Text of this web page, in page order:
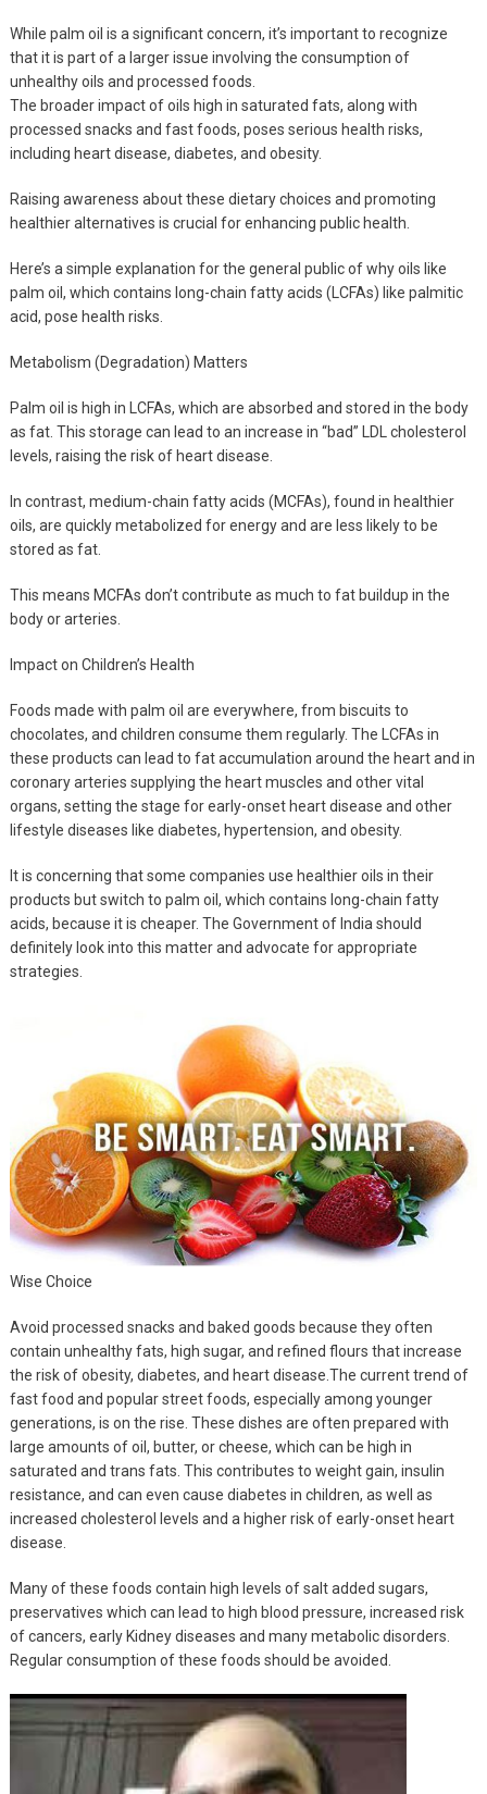
While palm oil is a significant concern, it’s important to recognize
that it is part of a larger issue involving the consumption of
unhealthy oils and processed foods.
The broader impact of oils high in saturated fats, along with
processed snacks and fast foods, poses serious health risks,
including heart disease, diabetes, and obesity.
Raising awareness about these dietary choices and promoting
healthier alternatives is crucial for enhancing public health.
Here’s a simple explanation for the general public of why oils like
palm oil, which contains long-chain fatty acids (LCFAs) like palmitic
acid, pose health risks.
Metabolism (Degradation) Matters
Palm oil is high in LCFAs, which are absorbed and stored in the body
as fat. This storage can lead to an increase in “bad” LDL cholesterol
levels, raising the risk of heart disease.
In contrast, medium-chain fatty acids (MCFAs), found in healthier
oils, are quickly metabolized for energy and are less likely to be
stored as fat.
This means MCFAs don’t contribute as much to fat buildup in the
body or arteries.
Impact on Children’s Health
Foods made with palm oil are everywhere, from biscuits to
chocolates, and children consume them regularly. The LCFAs in
these products can lead to fat accumulation around the heart and in
coronary arteries supplying the heart muscles and other vital
organs, setting the stage for early-onset heart disease and other
lifestyle diseases like diabetes, hypertension, and obesity.
It is concerning that some companies use healthier oils in their
products but switch to palm oil, which contains long-chain fatty
acids, because it is cheaper. The Government of India should
definitely look into this matter and advocate for appropriate
strategies.
Wise Choice
Avoid processed snacks and baked goods because they often
contain unhealthy fats, high sugar, and refined flours that increase
the risk of obesity, diabetes, and heart disease.The current trend of
fast food and popular street foods, especially among younger
generations, is on the rise. These dishes are often prepared with
large amounts of oil, butter, or cheese, which can be high in
saturated and trans fats. This contributes to weight gain, insulin
resistance, and can even cause diabetes in children, as well as
increased cholesterol levels and a higher risk of early-onset heart
disease.
Many of these foods contain high levels of salt added sugars,
preservatives which can lead to high blood pressure, increased risk
of cancers, early Kidney diseases and many metabolic disorders.
Regular consumption of these foods should be avoided.